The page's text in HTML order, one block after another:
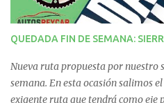
i
o
s
QUEDADA FIN DE SEMANA:
Nueva ruta propuesta por nuestro
semana. En esta ocasión salimos
exigente ruta que tendrá como eje